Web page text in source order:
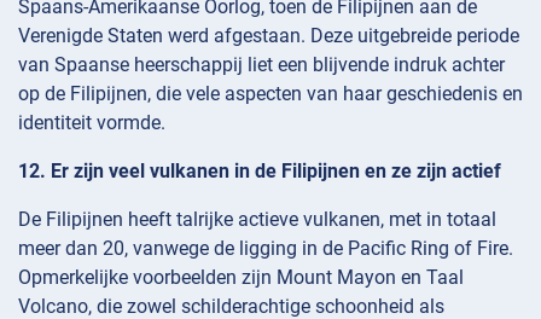
Spaans-Amerikaanse Oorlog, toen de Filipijnen aan de
Verenigde Staten werd afgestaan. Deze uitgebreide periode
van Spaanse heerschappij liet een blijvende indruk achter
op de Filipijnen, die vele aspecten van haar geschiedenis en
identiteit vormde.
12. Er zijn veel vulkanen in de Filipijnen en ze zijn actief
De Filipijnen heeft talrijke actieve vulkanen, met in totaal
meer dan 20, vanwege de ligging in de Pacific Ring of Fire.
Opmerkelijke voorbeelden zijn Mount Mayon en Taal
Volcano, die zowel schilderachtige schoonheid als